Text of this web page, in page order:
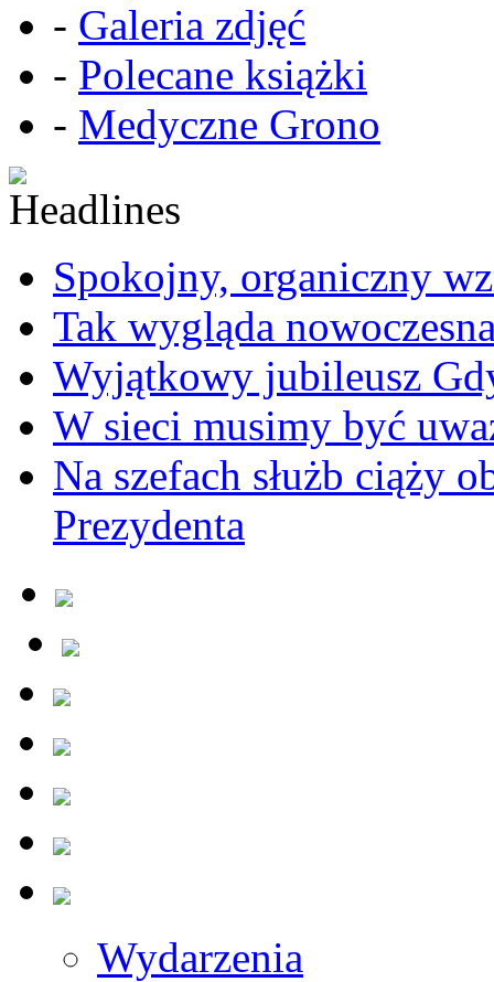
- Galeria zdjęć
- Polecane książki
- Medyczne Grono
Spokojny, organiczny
Tak wygląda
Wyjątkowy jubileusz
W sieci musimy być
Na szefach służb ciąży
Prezydenta
Wydarzenia